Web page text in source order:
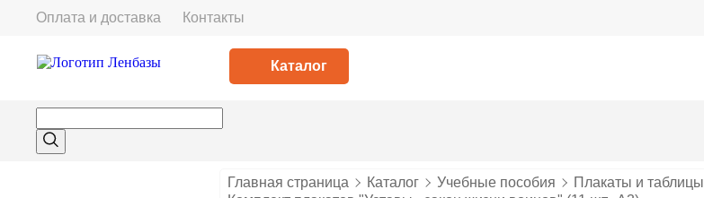
Оплата и доставка Контакты
Каталог
Главная страница Каталог Учебные пособия
Плакаты и таблицы